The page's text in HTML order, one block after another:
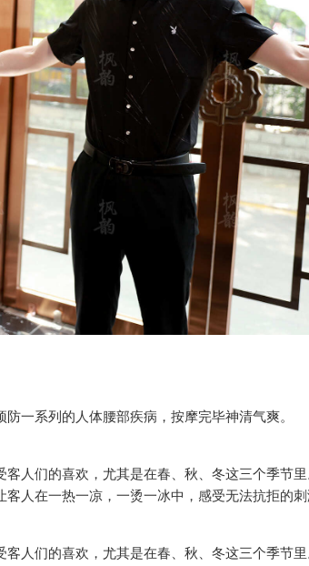
一系列的人体腰部疾病，按摩完毕神清气爽。
人们的喜欢，尤其是在春、秋、冬这三个季节
人在一热一凉，一烫一冰中，感受无法抗拒的刺
人们的喜欢，尤其是在春、秋、冬这三个季节